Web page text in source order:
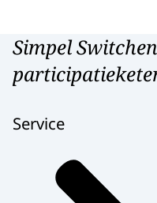
Simpel
Service